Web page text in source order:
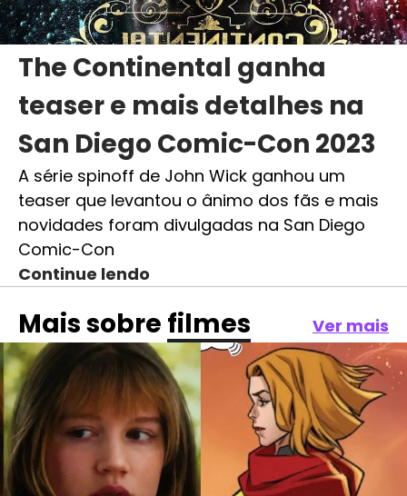
The Continental ganha
teaser e mais detalhes na
San Diego Comic-Con 2023
A série spinoff de John Wick ganhou um
teaser que levantou o ânimo dos fãs e mais
novidades foram divulgadas na San Diego
Comic-Con
Continue lendo
Mais sobre filmes Ver mais